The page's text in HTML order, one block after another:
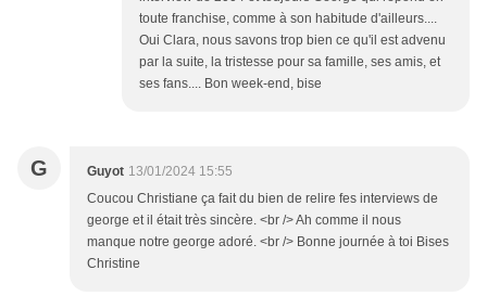
toute franchise, comme à son habitude d'ailleurs....
Oui Clara, nous savons trop bien ce qu'il est advenu
par la suite, la tristesse pour sa famille, ses amis, et
ses fans.... Bon week-end, bise
G Guyot 13/01/2024 15:55
Coucou Christiane ça fait du bien de relire fes interviews de
george et il était très sincère. <br /> Ah comme il nous
manque notre george adoré. <br /> Bonne journée à toi Bises
Christine